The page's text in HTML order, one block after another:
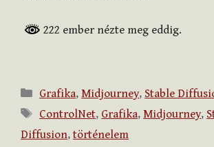
222 ember nézte meg eddig.
Kategória
Grafika,Midjourney, Stable
Címkék
ControlNet, Grafika,Midjourney,
Diffusion, történelem